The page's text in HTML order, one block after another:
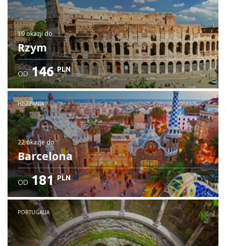
19 okazjido
Rzym
OD 146 PLN
HISZPANIA
22 okazjedo
Barcelona
OD 181 PLN
PORTUGALIA